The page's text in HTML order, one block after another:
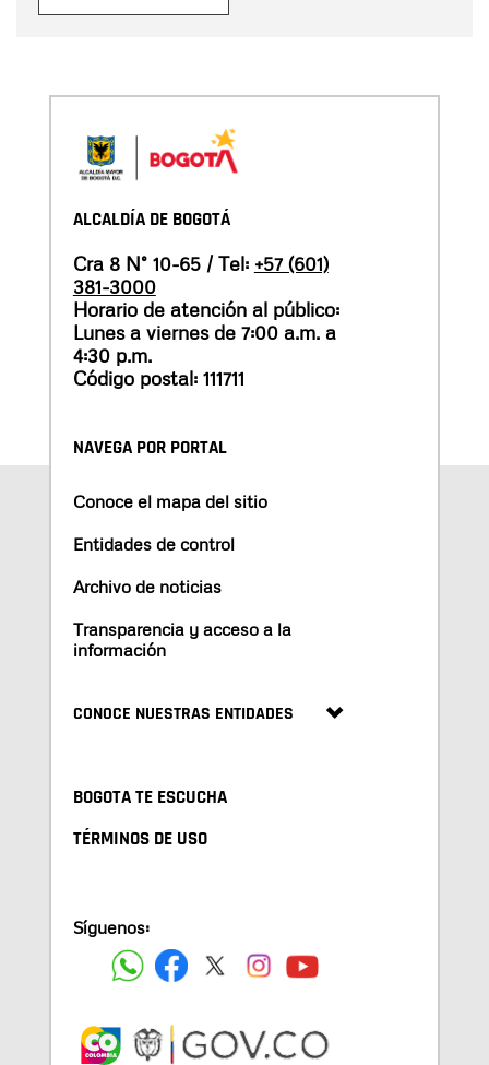
ALCALDÍA DE BOGOTÁ
Cra 8 N° 10-65 / Tel: +57 (601)
381-3000
Horario de atención al público:
Lunes a viernes de 7:00 a.m. a
4:30 p.m.
Código postal: 111711
NAVEGA POR PORTAL
Conoce el mapa del sitio
Entidades de control
Archivo de noticias
Transparencia y acceso a la
información
CONOCE NUESTRAS ENTIDADES
BOGOTA TE ESCUCHA
TÉRMINOS DE USO
Síguenos: